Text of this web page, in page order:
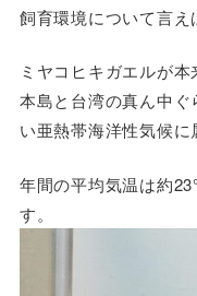
飼育環境について言え
ミヤコヒキガエルが
本島と台湾の真ん中
い亜熱帯海洋性気候に
年間の平均気温は約
す。